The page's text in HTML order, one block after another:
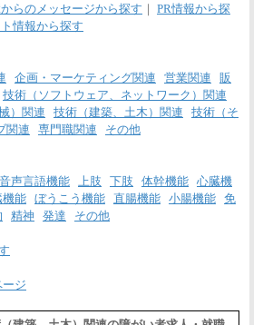
らのメッセージから探す ｜ PR情報から探
情報から探す
企画・マーケティング関連 営業関連
販
技術（ソフトウェア、ネットワーク）関連
）関連
技術（建築、土木）関連
技術（そ
関連 専門職関連 その他
音声言語機能 上肢 下肢 体幹機能 心臓機
機能 ぼうこう機能 直腸機能 小腸機能 免
精神 発達 その他
ジ